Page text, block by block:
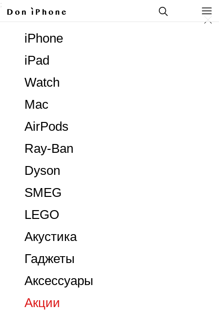
;
Акции
Аксессуары
Гаджеты
Акустика
Dyson
AirPods
Ray-Ban
LEGO
SMEG
Mac
Watch
iPad
iPhone